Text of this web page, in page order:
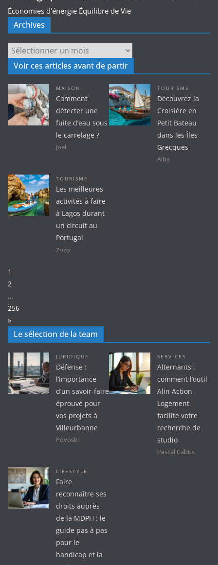
Économies d'énergie Équilibre de Vie
Archives
Archives
Voir ces articles avant de partir
MAISON
Comment
détecter une
fuite d’eau sous
le carrelage ?
Joel
TOURISME
Découvrez la
Croisière en
Petit Bateau
dans les Îles
Grecques
Alba
TOURISME
Les meilleures
activités à faire
à Lagos durant
un circuit au
Portugal
Zozo
Page:
1
2
…
256
Next
»
Le sélection de la team
JURIDIQUE
Défense :
l’importance
d’un savoir-faire
éprouvé pour
vos projets à
Villeurbanne
Povoski
SERVICES
Alternants :
comment l’outil
Alin Action
Logement
facilite votre
recherche de
studio
Pascal Cabus
LIFESTYLE
Faire
reconnaître ses
droits auprès
de la MDPH : le
guide pas à pas
pour le
handicap et la